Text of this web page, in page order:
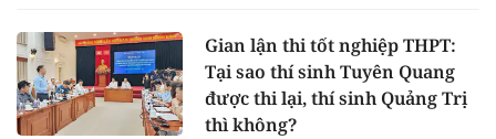
Gian lận thi tốt nghiệp THPT:
Tại sao thí sinh Tuyên Quang
được thi lại, thí sinh Quảng Trị
thì không?